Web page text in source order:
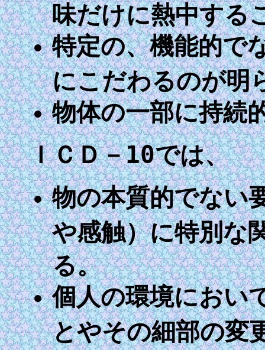
味だけに熱中する
特定の、機能的で
にこだわるのが明
物体の一部に持続
ＩＣＤ－10では、
物の本質的でない
や感触）に特別な
る。
個人の環境におい
とやその細部の変